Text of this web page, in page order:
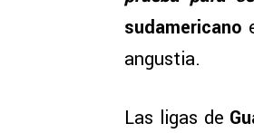
sudamericano
angustia.
Las ligas de